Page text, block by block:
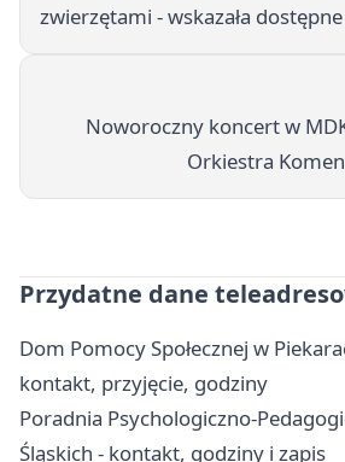
zwierzętami - wskazała dostępne
Noworoczny koncert w
Orkiestra
Przydatne dane
Dom Pomocy Społecznej w
kontakt, przyjęcie, godziny
Poradnia Psychologiczno-
Śląskich - kontakt, godziny i zapis